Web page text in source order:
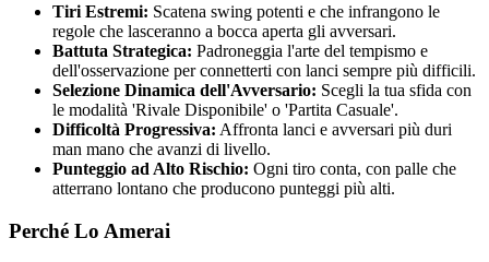
Tiri Estremi: Scatena swing potenti e che infrangono le
regole che lasceranno a bocca aperta gli avversari.
Battuta Strategica: Padroneggia l'arte del tempismo e
dell'osservazione per connetterti con lanci sempre più difficili.
Selezione Dinamica dell'Avversario: Scegli la tua sfida con
le modalità 'Rivale Disponibile' o 'Partita Casuale'.
Difficoltà Progressiva: Affronta lanci e avversari più duri
man mano che avanzi di livello.
Punteggio ad Alto Rischio: Ogni tiro conta, con palle che
atterrano lontano che producono punteggi più alti.
Perché Lo Amerai